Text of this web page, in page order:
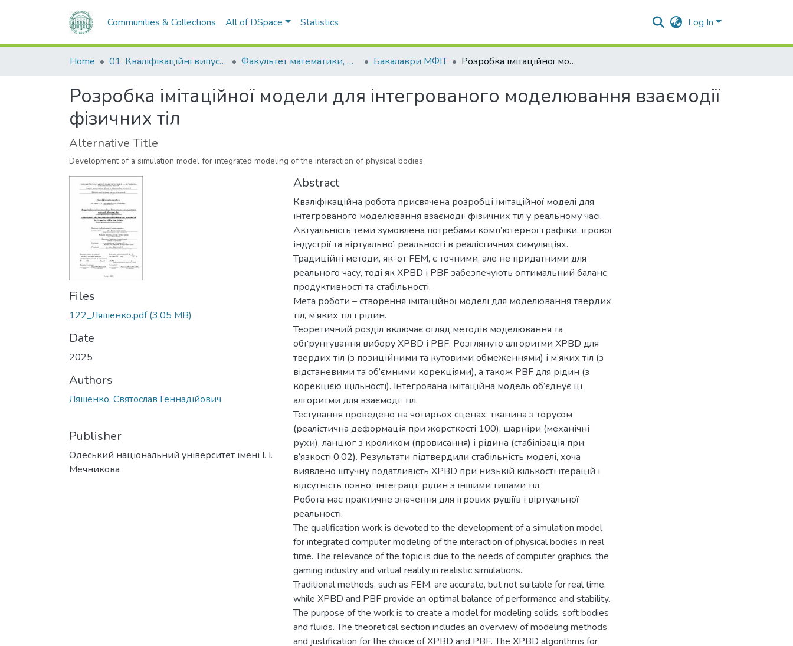
Communities & Collections All of DSpace Statistics Log In
Home 01. Кваліфікаційні випускні роботи здобувачів вищої освіти Факультет математики, фізики та інформаційних технологій Бакалаври МФІТ Розробка імітаційної модели для інтегрованого моделювання взаємодії фізичних тіл
Розробка імітаційної модели для інтегрованого моделювання взаємодії
фізичних тіл
Alternative Title
Development of a simulation model for integrated modeling of the interaction of physical bodies
Files
122_Ляшенко.pdf(3.05 MB)
Date
2025
Authors
Ляшенко, Святослав Геннадійович
Publisher
Одеський національний університет імені І. І.
Мечникова
Abstract
Кваліфікаційна робота присвячена розробці імітаційної моделі для
інтегрованого моделювання взаємодії фізичних тіл у реальному часі.
Актуальність теми зумовлена потребами комп’ютерної графіки, ігрової
індустрії та віртуальної реальності в реалістичних симуляціях.
Традиційні методи, як-от FEM, є точними, але не придатними для
реального часу, тоді як XPBD і PBF забезпечують оптимальний баланс
продуктивності та стабільності.
Мета роботи – створення імітаційної моделі для моделювання твердих
тіл, м’яких тіл і рідин.
Теоретичний розділ включає огляд методів моделювання та
обґрунтування вибору XPBD і PBF. Розглянуто алгоритми XPBD для
твердих тіл (з позиційними та кутовими обмеженнями) і м’яких тіл (з
відстаневими та об’ємними корекціями), а також PBF для рідин (з
корекцією щільності). Інтегрована імітаційна модель об’єднує ці
алгоритми для взаємодії тіл.
Тестування проведено на чотирьох сценах: тканина з торусом
(реалістична деформація при жорсткості 100), шарніри (механічні
рухи), ланцюг з кроликом (провисання) і рідина (стабілізація при
в’язкості 0.02). Результати підтвердили стабільність моделі, хоча
виявлено штучну податливість XPBD при низькій кількості ітерацій і
відсутність повної інтеграції рідин з іншими типами тіл.
Робота має практичне значення для ігрових рушіїв і віртуальної
реальності.
The qualification work is devoted to the development of a simulation model
for integrated computer modeling of the interaction of physical bodies in real
time. The relevance of the topic is due to the needs of computer graphics, the
gaming industry and virtual reality in realistic simulations.
Traditional methods, such as FEM, are accurate, but not suitable for real time,
while XPBD and PBF provide an optimal balance of performance and stability.
The purpose of the work is to create a model for modeling solids, soft bodies
and fluids. The theoretical section includes an overview of modeling methods
and justification for the choice of XPBD and PBF. The XPBD algorithms for